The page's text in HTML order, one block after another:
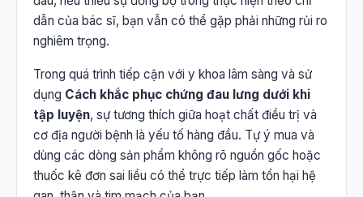
dẫn của bác sĩ, bạn vẫn có thể gặp phải những rủi ro
nghiêm trọng.
Trong quá trình tiếp cận với y khoa lâm sàng và sử
dụng Cách khắc phục chứng đau lưng dưới khi
tập luyện, sự tương thích giữa hoạt chất điều trị và
cơ địa người bệnh là yếu tố hàng đầu. Tự ý mua và
dùng các dòng sản phẩm không rõ nguồn gốc hoặc
thuốc kê đơn sai liều có thể trực tiếp làm tổn hại hệ